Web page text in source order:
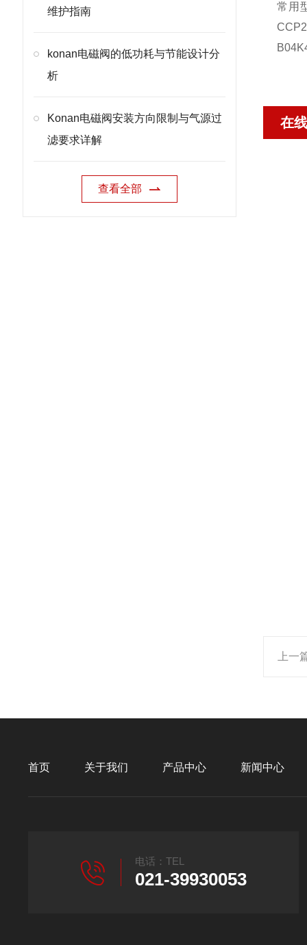
维护指南
konan电磁阀的低功耗与节能设计分
析
Konan电磁阀安装方向限制与气源过
滤要求详解
查看全部
常用
在
上一
首页 关于我们 产品中心 新闻中心
电话：TEL
021-39930053